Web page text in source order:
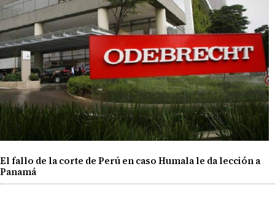
El fallo de la corte de Perú en caso Humala le da lección a
Panamá